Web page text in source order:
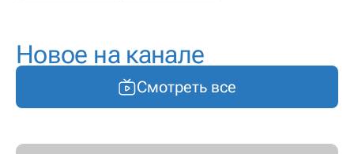
Новое на канале
Смотреть все